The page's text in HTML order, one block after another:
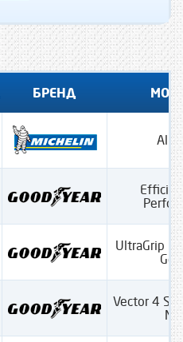
БРЕНД
UltraGrip
Vector 4